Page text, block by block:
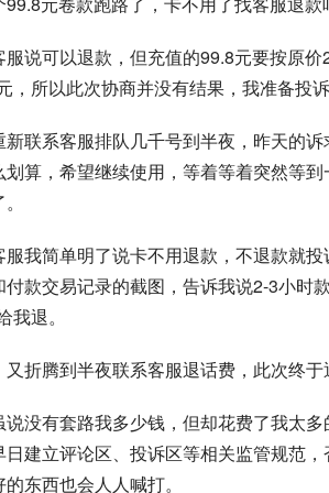
说可以退款，但充值的99.8元要按原
所以此次协商并没有结果，我准备投诉
联系客服排队几千号到半夜，昨天的
算，希望继续使用，等着等着突然等
我简单明了说卡不用退款，不退款就
款交易记录的截图，告诉我说2-3小时
退。
折腾到半夜联系客服退话费，此次终于
没有套路我多少钱，但却花费了我太多
建立评论区、投诉区等相关监管规范
东西也会人人喊打。